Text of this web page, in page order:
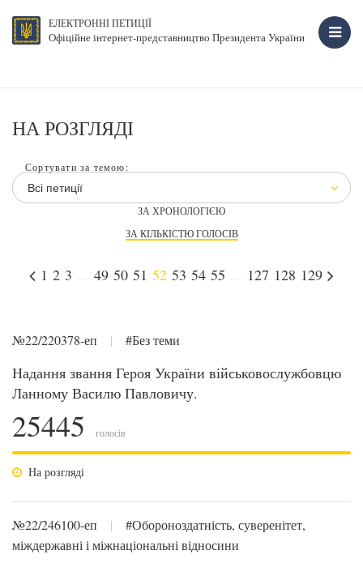
ЕЛЕКТРОННІ ПЕТИЦІЇ
Офіційне інтернет-представництво Президента України
НА РОЗГЛЯДІ
Сортувати за темою:
Всі петиції
ЗА ХРОНОЛОГІЄЮ
ЗА КІЛЬКІСТЮ ГОЛОСІВ
1 2 3 49 50 51 52 53 54 55 127 128 129
№22/220378-еп | #Без теми
Надання звання Героя України військовослужбовцю
Ланному Василю Павловичу.
25445 голосів
На розгляді
№22/246100-еп |
#Обороноздатність, суверенітет,
міждержавні і міжнаціональні відносини